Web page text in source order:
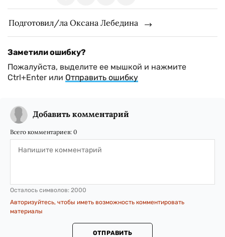
Подготовил/ла Оксана Лебедина
Заметили ошибку?
Пожалуйста, выделите ее мышкой и нажмите
Ctrl+Enter или Отправить ошибку
Добавить комментарий
Всего комментариев: 0
Осталось символов: 2000
Авторизуйтесь, чтобы иметь возможность комментировать
материалы
ОТПРАВИТЬ